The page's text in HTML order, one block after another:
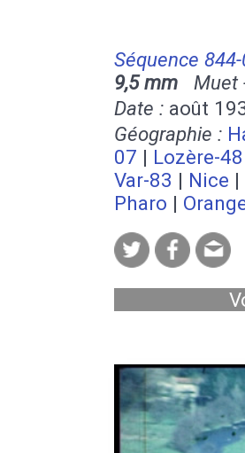
Séquence 844-
9,5 mm Muet
Date : août
Géographie :
07 | Lozère-48
Var-83 | Nice |
Pharo |